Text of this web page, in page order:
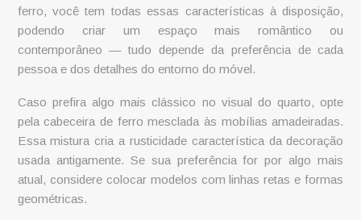
ferro, você tem todas essas características à disposição,
podendo criar um espaço mais romântico ou
contemporâneo — tudo depende da preferência de cada
pessoa e dos detalhes do entorno do móvel.
Caso prefira algo mais clássico no visual do quarto, opte
pela cabeceira de ferro mesclada às mobílias amadeiradas.
Essa mistura cria a rusticidade característica da decoração
usada antigamente. Se sua preferência for por algo mais
atual, considere colocar modelos com linhas retas e formas
geométricas.